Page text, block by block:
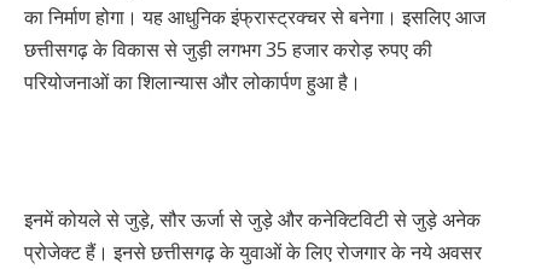
का निर्माण होगा। यह आधुनिक इंफ्रास्ट्रक्चर से बनेगा। इसलिए आज
छत्तीसगढ़ के विकास से जुड़ी लगभग 35 हजार करोड़ रुपए की
परियोजनाओं का शिलान्यास और लोकार्पण हुआ है।
इनमें कोयले से जुड़े, सौर ऊर्जा से जुड़े और कनेक्टिविटी से जुड़े अनेक
प्रोजेक्ट हैं। इनसे छत्तीसगढ़ के युवाओं के लिए रोजगार के नये अवसर